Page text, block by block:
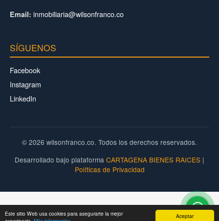
Aceptar
Este sitio Web usa cookies para asegurarte la mejor
Email: inmobiliaria@wilsonfranco.co
SÍGUENOS
Facebook
Instagram
LinkedIn
© 2026 wilsonfranco.co. Todos los derechos reservados.
Desarrollado bajo plataforma CARTAGENA BIENES RAICES |
Políticas de Privacidad